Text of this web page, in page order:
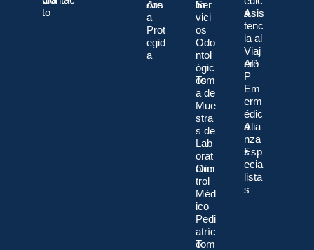
to
dos
Áre
a
Prot
egid
a
lio
Ser
vici
os
Odo
ntol
ógic
os
Tom
a de
Mue
stra
s de
Lab
orat
orio
Con
trol
Méd
ico
Pedi
atríc
o
Tom
a
Asis
tenc
ia al
Viaj
ero
AP
P
Em
erm
édic
a
Alia
nza
s
Esp
ecia
lista
s